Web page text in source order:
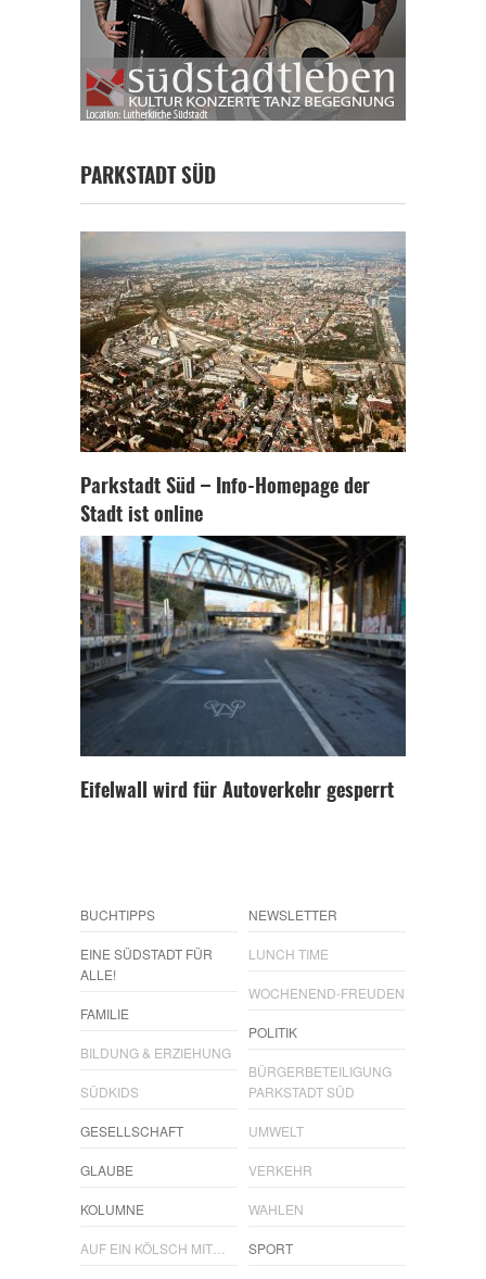
PARKSTADT SÜD
Parkstadt Süd – Info-Homepage der
Stadt ist online
Eifelwall wird für Autoverkehr gesperrt
BUCHTIPPS
EINE SÜDSTADT FÜR
ALLE!
FAMILIE
BILDUNG & ERZIEHUNG
SÜDKIDS
GESELLSCHAFT
GLAUBE
KOLUMNE
AUF EIN KÖLSCH MIT…
NEWSLETTER
LUNCH TIME
WOCHENEND-FREUDEN
POLITIK
BÜRGERBETEILIGUNG
PARKSTADT SÜD
UMWELT
VERKEHR
WAHLEN
SPORT